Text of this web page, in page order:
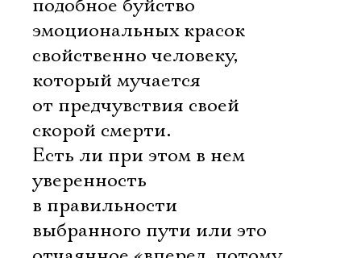
подобное буйство
эмоциональных красок
свойственно человеку,
который мучается
от предчувствия своей
скорой смерти.
Есть ли при этом в нем
уверенность
в правильности
выбранного пути или это